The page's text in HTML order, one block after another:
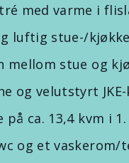
med varme i
luftig stue-/
mellom stue og
og velutstyrt
på ca. 13,4 kvm i
og et vaskerom/